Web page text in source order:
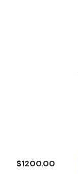
$1200.00